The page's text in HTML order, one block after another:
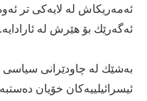
ئەمەریكاش لە لایەكی تر
ئەگەرێك بۆ هێرش لە ئارادایە.
بەشێك لە چاودێرانی سیاسی
ئیسرائیلییەكان خۆیان